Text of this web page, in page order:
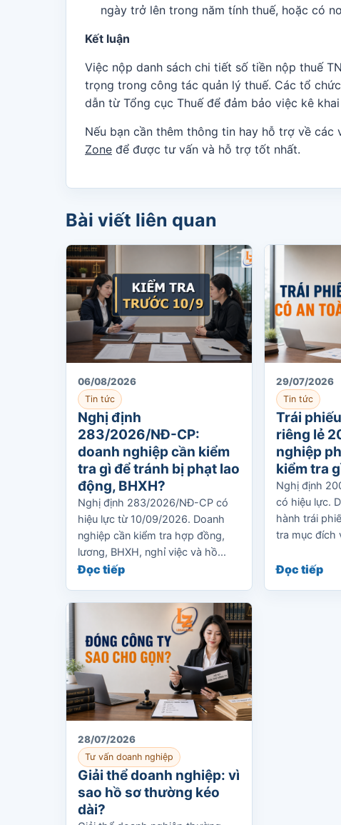
ngày trở lên trong năm tính thuế, hoặc có
Kết luận
Việc nộp danh sách chi tiết số tiền nộp thuế
trọng trong công tác quản lý thuế. Các tổ
dẫn từ Tổng cục Thuế để đảm bảo việc kê
Nếu bạn cần thêm thông tin hay hỗ trợ về
Zone để được tư vấn và hỗ trợ tốt nhất.
Bài viết liên quan
06/08/2026
Tin tức
Nghị định
283/2026/NĐ-CP:
doanh nghiệp cần kiểm
tra gì để tránh bị phạt lao
động, BHXH?
Nghị định 283/2026/NĐ-CP có
hiệu lực từ 10/09/2026. Doanh
nghiệp cần kiểm tra hợp đồng,
lương, BHXH, nghỉ việc và hồ...
Đọc tiếp
29/07/2026
Tin tức
Trái
riêng lẻ
nghiệp
kiểm tra
Nghị định
có hiệu lực.
hành trái
tra mục đích
Đọc tiếp
28/07/2026
Tư vấn doanh nghiệp
Giải thể doanh nghiệp: vì
sao hồ sơ thường kéo
dài?